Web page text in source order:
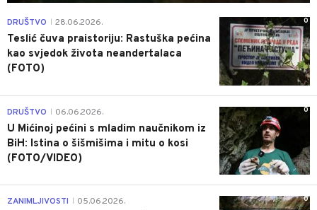
0
DRUŠTVO 28.06.2026.
Teslić čuva praistoriju: Rastuška pećina
kao svjedok života neandertalaca
(FOTO)
0
DRUŠTVO 06.06.2026.
U Mićinoj pećini s mladim naučnikom iz
BiH: Istina o šišmišima i mitu o kosi
(FOTO/VIDEO)
0
ZANIMLJIVOSTI 05.06.2026.